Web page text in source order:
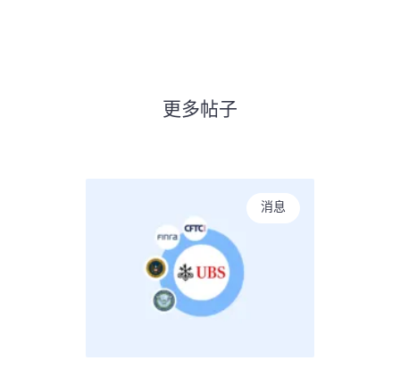
更多帖子
消息